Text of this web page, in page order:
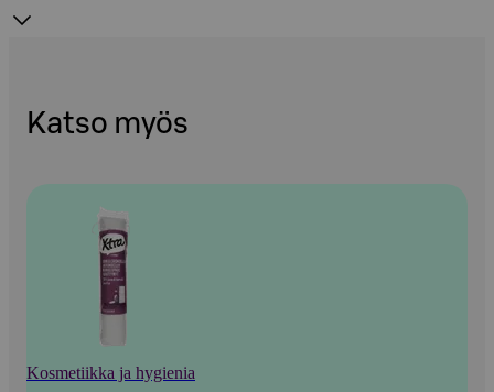
Katso myös
Kosmetiikka ja hygienia